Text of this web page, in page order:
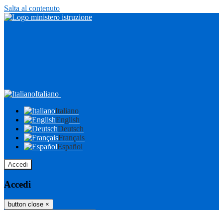
Salta al contenuto
Italiano
Italiano
English
Deutsch
Français
Español
Accedi
Accedi
button close ×